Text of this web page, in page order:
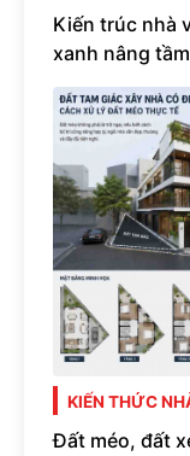
Kiến trúc nhà
xanh nâng
KIẾN THỨC
Đất méo, đất